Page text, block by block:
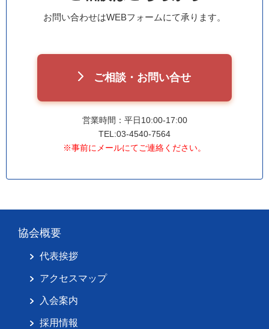
お問い合わせはWEBフォームにて承ります。
ご相談・お問い合せ
営業時間：平日10:00-17:00
TEL:03-4540-7564
※事前にメールにてご連絡ください。
協会概要
代表挨拶
アクセスマップ
入会案内
採用情報